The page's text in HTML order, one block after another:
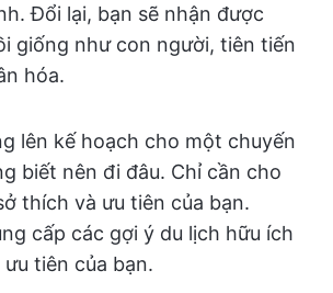
Đổi lại, bạn sẽ nhận được
giống như con người, tiên tiến
hóa.
lên kế hoạch cho một chuyến
biết nên đi đâu. Chỉ cần cho
thích và ưu tiên của bạn.
cấp các gợi ý du lịch hữu ích
tiên của bạn.